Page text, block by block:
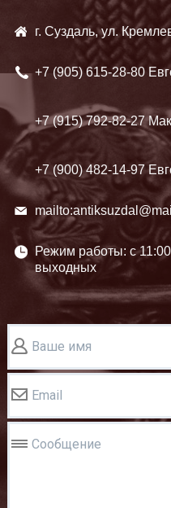
г. Суздаль, ул.
+7 (905)615-28-80
+7 (915)792-82-27
+7 (900)482-14-97
Режим работы: c
выходных
Ваше имя
Email
Сообщение